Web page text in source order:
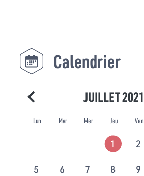
Calendrier
JUILLET 2021
Lun Mar Mer Jeu Ven
1 2
5 6 7 8 9